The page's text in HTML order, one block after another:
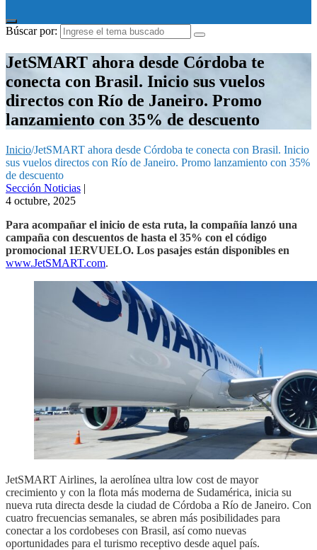
Búscar por:
JetSMART ahora desde Córdoba te
conecta con Brasil. Inicio sus vuelos
directos con Río de Janeiro. Promo
lanzamiento con 35% de descuento
Inicio/JetSMART ahora desde Córdoba te conecta con Brasil. Inicio
sus vuelos directos con Río de Janeiro. Promo lanzamiento con 35%
de descuento
Sección Noticias |
4 octubre, 2025
Para acompañar el inicio de esta ruta, la compañía lanzó una
campaña con descuentos de hasta el 35% con el código
promocional 1ERVUELO. Los pasajes están disponibles en
www.JetSMART.com.
JetSMART Airlines, la aerolínea ultra low cost de mayor
crecimiento y con la flota más moderna de Sudamérica, inicia su
nueva ruta directa desde la ciudad de Córdoba a Río de Janeiro. Con
cuatro frecuencias semanales, se abren más posibilidades para
conectar a los cordobeses con Brasil, así como nuevas
oportunidades para el turismo receptivo desde aquel país.